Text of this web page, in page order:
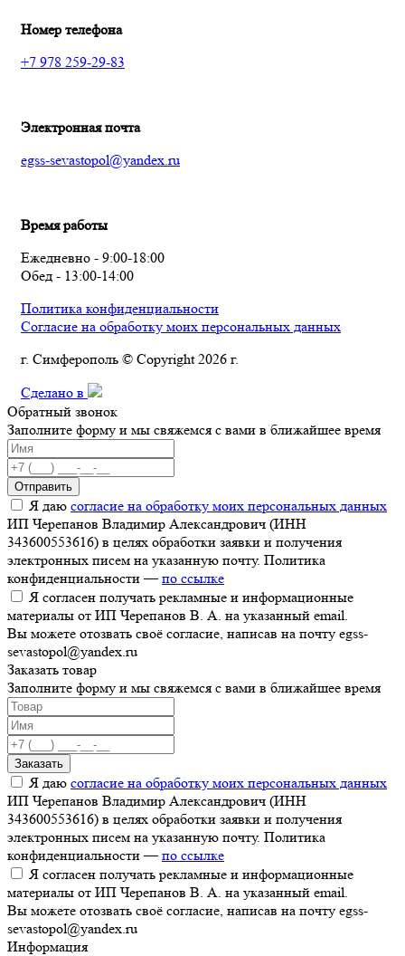
Номер телефона
+7 978 259-29-83
Электронная почта
egss-sevastopol@yandex.ru
Время работы
Ежедневно - 9:00-18:00
Обед - 13:00-14:00
Политика конфиденциальности
Согласие на обработку моих персональных данных
г. Симферополь © Copyright 2026 г.
Сделано в
Обратный звонок
Заполните форму и мы свяжемся с вами в ближайшее время
Отправить
Я даю согласие на обработку моих персональных данных
ИП Черепанов Владимир Александрович (ИНН
343600553616) в целях обработки заявки и получения
электронных писем на указанную почту. Политика
конфиденциальности —по ссылке
Я согласен получать рекламные и информационные
материалы от ИП Черепанов В. А. на указанный email.
Вы можете отозвать своё согласие, написав на почту egss-
sevastopol@yandex.ru
Заказать товар
Заполните форму и мы свяжемся с вами в ближайшее время
Заказать
Я даю согласие на обработку моих персональных данных
ИП Черепанов Владимир Александрович (ИНН
343600553616) в целях обработки заявки и получения
электронных писем на указанную почту. Политика
конфиденциальности —по ссылке
Я согласен получать рекламные и информационные
материалы от ИП Черепанов В. А. на указанный email.
Вы можете отозвать своё согласие, написав на почту egss-
sevastopol@yandex.ru
Информация